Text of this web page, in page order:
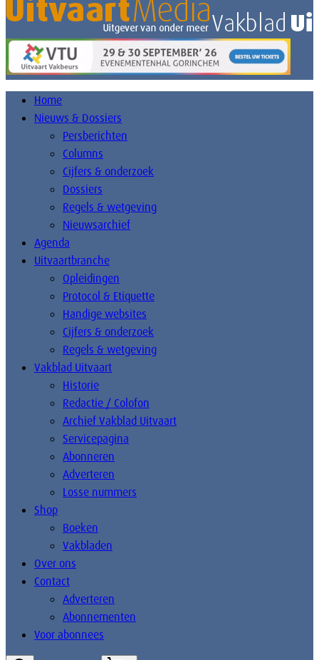
Home
Nieuws & Dossiers
Persberichten
Columns
Cijfers & onderzoek
Dossiers
Regels & wetgeving
Nieuwsarchief
Agenda
Uitvaartbranche
Opleidingen
Protocol & Etiquette
Handige websites
Cijfers & onderzoek
Regels & wetgeving
Vakblad Uitvaart
Historie
Redactie / Colofon
Archief Vakblad Uitvaart
Servicepagina
Abonneren
Adverteren
Losse nummers
Shop
Boeken
Vakbladen
Over ons
Contact
Adverteren
Abonnementen
Voor abonnees